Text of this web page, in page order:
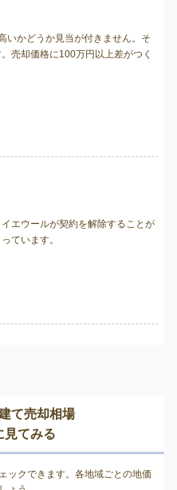
いかどうか見当が付きません。そ
売却価格に100万円以上差がつく
エウールが契約を解除することが
ています。
て売却相場
見てみる
ックできます。各地域ごとの地価